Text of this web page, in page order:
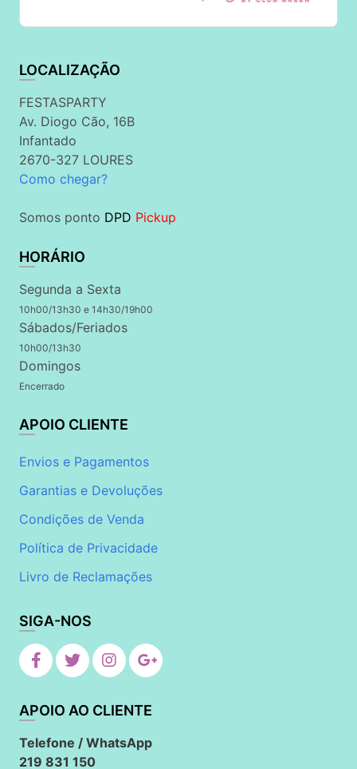
LOCALIZAÇÃO
FESTASPARTY
Av. Diogo Cão, 16B
Infantado
2670-327 LOURES
Como chegar?
Somos ponto DPD Pickup
HORÁRIO
Segunda a Sexta
10h00/13h30 e 14h30/19h00
Sábados/Feriados
10h00/13h30
Domingos
Encerrado
APOIO CLIENTE
Envios e Pagamentos
Garantias e Devoluções
Condições de Venda
Política de Privacidade
Livro de Reclamações
SIGA-NOS
APOIO AO CLIENTE
Telefone / WhatsApp
219 831 150